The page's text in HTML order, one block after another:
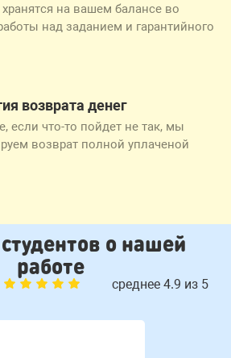
на вашем балансе во
над заданием и гарантийного
возврата денег
если что-то пойдет не так, мы
возврат полной уплаченой
о нашей
работе
среднее 4.9 из 5